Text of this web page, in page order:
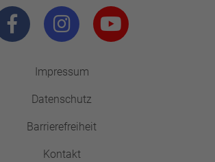
Impressum
Datenschutz
Barrierefreiheit
Kontakt